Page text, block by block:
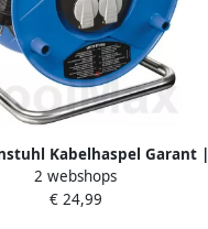
Kabelhaspel Garant |
Leeg |1208010
2 webshops
€ 24,99